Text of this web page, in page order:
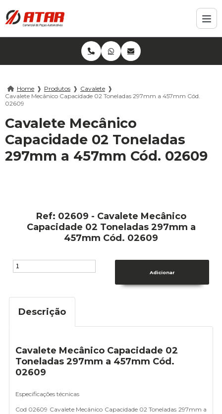
Home ❱ Produtos ❱ Cavalete ❱
Cavalete Mecânico Capacidade 02 Toneladas 297mm a 457mm Cód.
02609
Cavalete Mecânico
Capacidade 02 Toneladas
297mm a 457mm Cód. 02609
Ref: 02609 - Cavalete Mecânico
Capacidade 02 Toneladas 297mm a
457mm Cód. 02609
Descrição
Cavalete Mecânico Capacidade 02
Toneladas 297mm a 457mm Cód.
02609
Especificações técnicas
Cod 02609 Cavalete Mecânico Capacidade 02 Toneladas 297mm a